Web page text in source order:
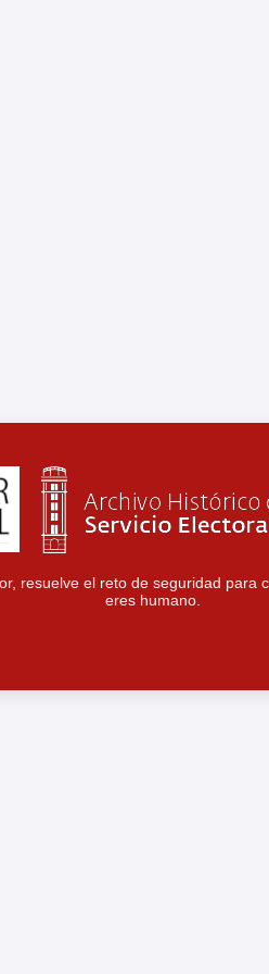
resuelve el reto de seguridad para
eres humano.